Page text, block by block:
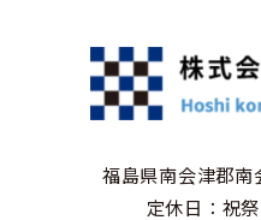
福島県南会津郡南
定休日：祝